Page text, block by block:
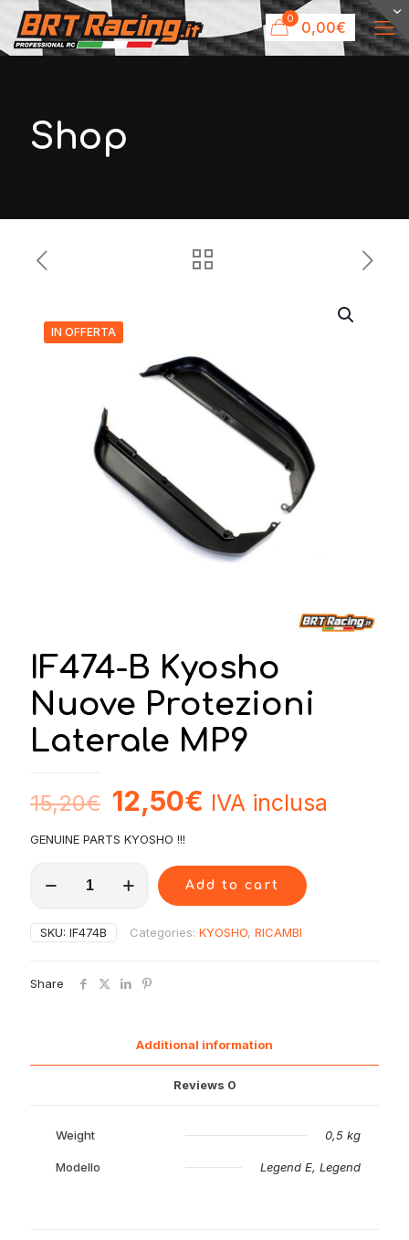
0 0,00€
Shop
IN OFFERTA
IF474-B Kyosho
Nuove Protezioni
Laterale MP9
15,20€ 12,50€ IVA inclusa
GENUINE PARTS KYOSHO !!!
Nuove
Protezioni
quantity
Add to cart
SKU: IF474B Categories: KYOSHO, RICAMBI
Share
Additional information
Reviews 0
Weight 0,5 kg
Modello Legend E, Legend